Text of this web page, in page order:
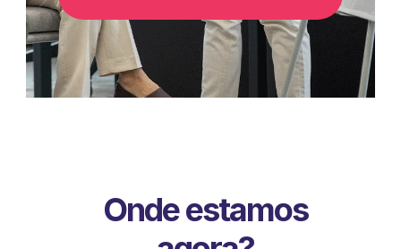
Onde estamos